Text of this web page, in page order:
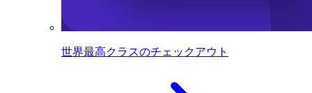
世界最高クラスのチェックアウト